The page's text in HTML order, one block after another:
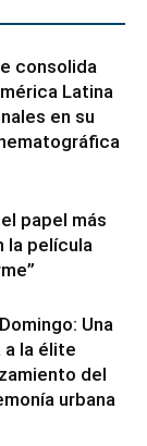
consolida
Latina
en su
papel más
la película
Una
la élite
del
urbana